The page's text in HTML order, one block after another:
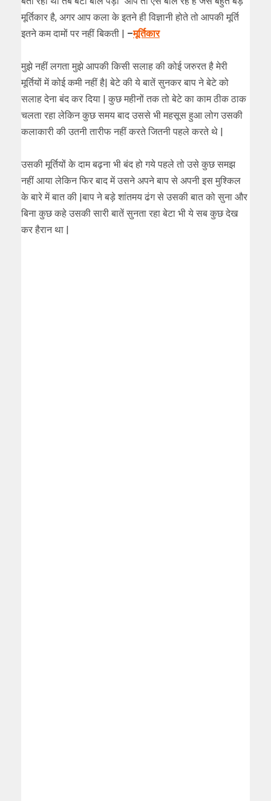
मूर्तिकार है, अगर आप कला के इतने ही विज्ञानी होते तो आपकी मूर्ति
इतने कम दामों पर नहीं बिकती | –मूर्तिकार
मुझे नहीं लगता मुझे आपकी किसी सलाह की कोई जरुरत है मेरी
मूर्तियों में कोई कमी नहीं है| बेटे की ये बातें सुनकर बाप ने बेटे को
सलाह देना बंद कर दिया | कुछ महीनों तक तो बेटे का काम ठीक ठाक
चलता रहा लेकिन कुछ समय बाद उससे भी महसूस हुआ लोग उसकी
कलाकारी की उतनी तारीफ नहीं करते जितनी पहले करते थे |
उसकी मूर्तियों के दाम बढ़ना भी बंद हो गये पहले तो उसे कुछ समझ
नहीं आया लेकिन फिर बाद में उसने अपने बाप से अपनी इस मुश्किल
के बारे में बात की |बाप ने बड़े शांतमय ढंग से उसकी बात को सुना और
बिना कुछ कहे उसकी सारी बातें सुनता रहा बेटा भी ये सब कुछ देख
कर हैरान था |